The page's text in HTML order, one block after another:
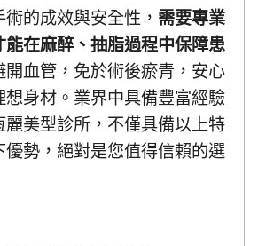
的成效與安全性， 需要專業
能在麻醉、抽脂過程中保障患
開血管，免於術後瘀青，安心
想身材。業界中具備豐富經驗
麗美型診所，不僅具備以上特
優勢，絕對是您值得信賴的選